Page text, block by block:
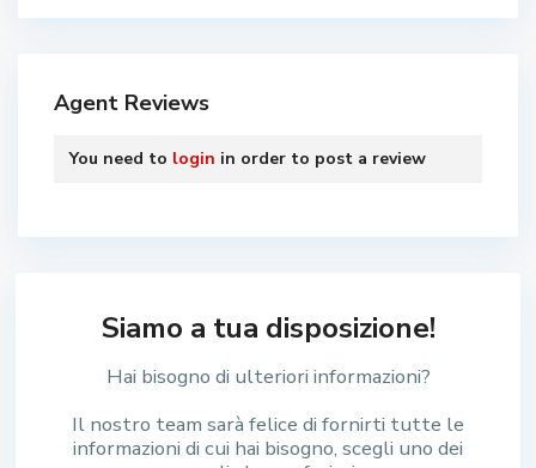
Agent Reviews
You need to login in order to post a review
Siamo a tua disposizione!
Hai bisogno di ulteriori informazioni?
Il nostro team sarà felice di fornirti tutte le
informazioni di cui hai bisogno, scegli uno dei